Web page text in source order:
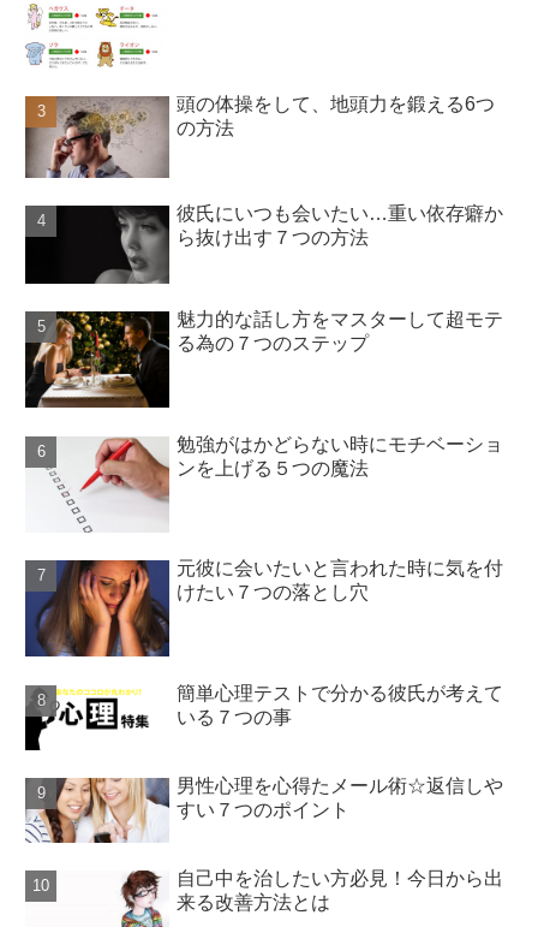
頭の体操をして、地頭力を鍛える6つ
の方法
彼氏にいつも会いたい…重い依存癖か
ら抜け出す７つの方法
魅力的な話し方をマスターして超モテ
る為の７つのステップ
勉強がはかどらない時にモチベーショ
ンを上げる５つの魔法
元彼に会いたいと言われた時に気を付
けたい７つの落とし穴
簡単心理テストで分かる彼氏が考えて
いる７つの事
男性心理を心得たメール術☆返信しや
すい７つのポイント
自己中を治したい方必見！今日から出
来る改善方法とは